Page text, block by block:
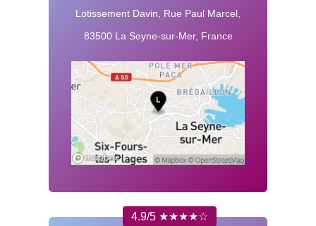
Lotissement Davin, Rue Paul Marcel,
83500 La Seyne-sur-Mer, France
4.9/5 ★★★★☆